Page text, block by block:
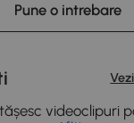
Pune o intrebare
videoclipuri